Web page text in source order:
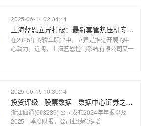
2025-06-14 02:34:44
上海蓝恩立异打破：最新套管热压机专利助力轿车制作业
在2025年的轿车职业中，立异是推进开展的中
心动力。近期，上海蓝恩控制系统有限公司又一
2025-06-15 10:30:14
投资评级 - 股票数据 - 数据中心证券之星-提炼精华 解开财富密码
浙江仙通(603239) 公司发布2024年年报以及
2025一季度财报，公司业绩稳健增